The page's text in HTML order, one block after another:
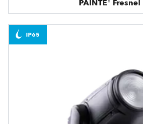
PAINTE® Fresnel
IP65